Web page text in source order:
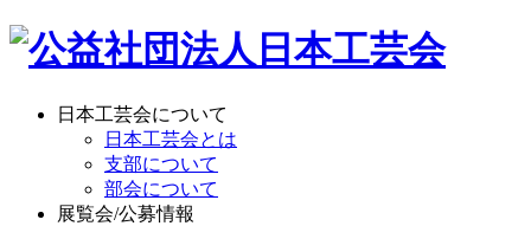
日本工芸会について
日本工芸会とは
支部について
部会について
展覧会/公募情報